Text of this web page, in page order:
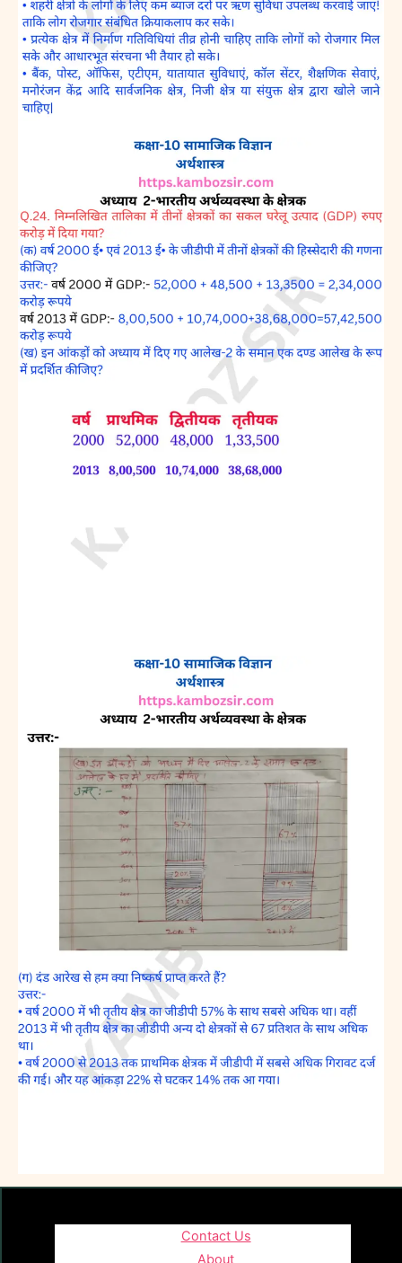
Contact Us
About